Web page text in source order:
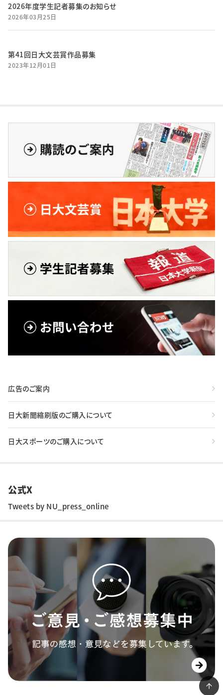
2026年度学生記者募集のお知らせ
2026年03月25日
第41回日大文芸賞作品募集
2023年12月01日
広告のご案内
日大新聞縮刷版のご購入について
日大スポーツのご購入について
公式X
Tweets by NU_press_online